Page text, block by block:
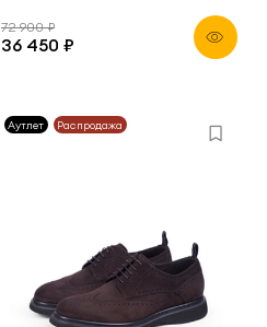
72 900 ₽
36 450 ₽
Аутлет Распродажа